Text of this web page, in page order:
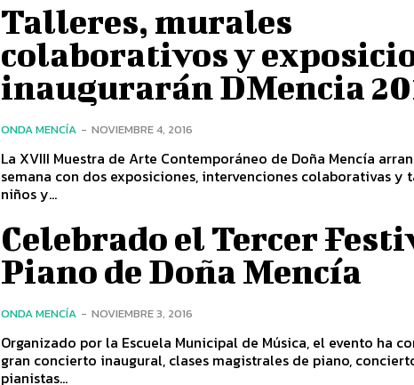
Talleres, murales
colaborativos y
inaugurarán DMencia
ONDA MENCÍA - NOVIEMBRE 4, 2016
La XVIII Muestra de Arte Contemporáneo de Doña Mencía
semana con dos exposiciones, intervenciones colaborativas y
niños y...
Celebrado el Tercer
Piano de Doña Mencía
ONDA MENCÍA - NOVIEMBRE 3, 2016
Organizado por la Escuela Municipal de Música, el evento ha
gran concierto inaugural, clases magistrales de piano,
pianistas...